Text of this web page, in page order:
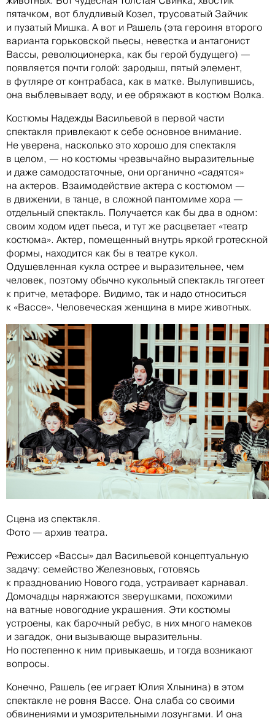
пятачком, вот блудливый Козел, трусоватый Зайчик
и пузатый Мишка. А вот и Рашель (эта героиня второго
варианта горьковской пьесы, невестка и антагонист
Вассы, революционерка, как бы герой будущего) —
появляется почти голой: зародыш, пятый элемент,
в футляре от контрабаса, как в матке. Вылупившись,
она выблевывает воду, и ее обряжают в костюм Волка.
Костюмы Надежды Васильевой в первой части
спектакля привлекают к себе основное внимание.
Не уверена, насколько это хорошо для спектакля
в целом, — но костюмы чрезвычайно выразительные
и даже самодостаточные, они органично «садятся»
на актеров. Взаимодействие актера с костюмом —
в движении, в танце, в сложной пантомиме хора —
отдельный спектакль. Получается как бы два в одном:
своим ходом идет пьеса, и тут же расцветает «театр
костюма». Актер, помещенный внутрь яркой гротескной
формы, находится как бы в театре кукол.
Одушевленная кукла острее и выразительнее, чем
человек, поэтому обычно кукольный спектакль тяготеет
к притче, метафоре. Видимо, так и надо относиться
к «Вассе». Человеческая женщина в мире животных.
Сцена из спектакля.
Фото — архив театра.
Режиссер «Вассы» дал Васильевой концептуальную
задачу: семейство Железновых, готовясь
к празднованию Нового года, устраивает карнавал.
Домочадцы наряжаются зверушками, похожими
на ватные новогодние украшения. Эти костюмы
устроены, как барочный ребус, в них много намеков
и загадок, они вызывающе выразительны.
Но постепенно к ним привыкаешь, и тогда возникают
вопросы.
Конечно, Рашель (ее играет Юлия Хлынина) в этом
спектакле не ровня Вассе. Она слаба со своими
обвинениями и умозрительными лозунгами. И она